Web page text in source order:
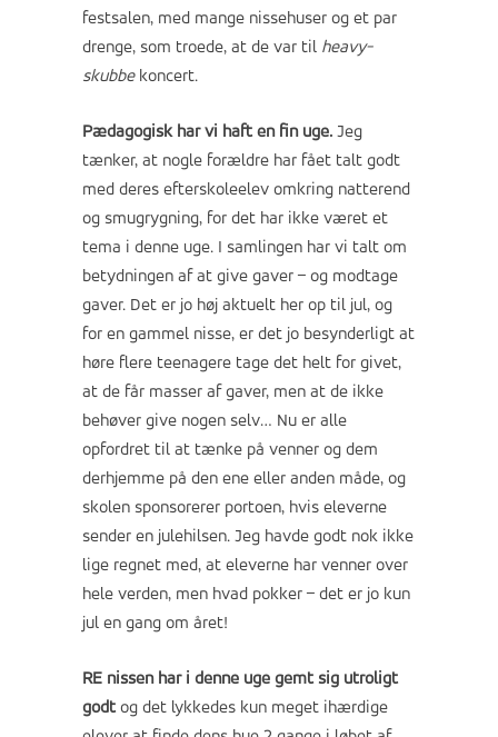
festsalen, med mange nissehuser og et par
drenge, som troede, at de var til heavy-
skubbekoncert.
Pædagogisk har vi haft en fin uge. Jeg
tænker, at nogle forældre har fået talt godt
med deres efterskoleelev omkring natterend
og smugrygning, for det har ikke været et
tema i denne uge. I samlingen har vi talt om
betydningen af at give gaver – og modtage
gaver. Det er jo høj aktuelt her op til jul, og
for en gammel nisse, er det jo besynderligt at
høre flere teenagere tage det helt for givet,
at de får masser af gaver, men at de ikke
behøver give nogen selv… Nu er alle
opfordret til at tænke på venner og dem
derhjemme på den ene eller anden måde, og
skolen sponsorerer portoen, hvis eleverne
sender en julehilsen. Jeg havde godt nok ikke
lige regnet med, at eleverne har venner over
hele verden, men hvad pokker – det er jo kun
jul en gang om året!
RE nissen har i denne uge gemt sig utroligt
godtog det lykkedes kun meget ihærdige